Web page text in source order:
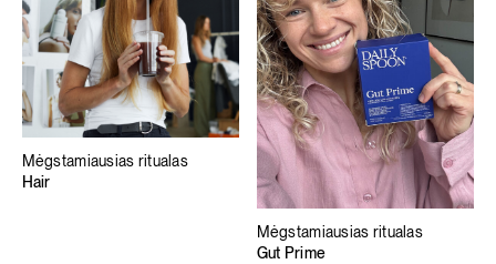
Mėgstamiausias ritualas
Hair
Mėgstamiausias ritualas
Gut Prime